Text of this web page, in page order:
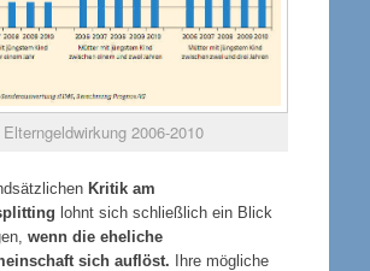
Elterngeldwirkung 2006-2010
Kritik am
lohnt sich schließlich ein Blick
wenn die eheliche
sich auflöst. Ihre mögliche